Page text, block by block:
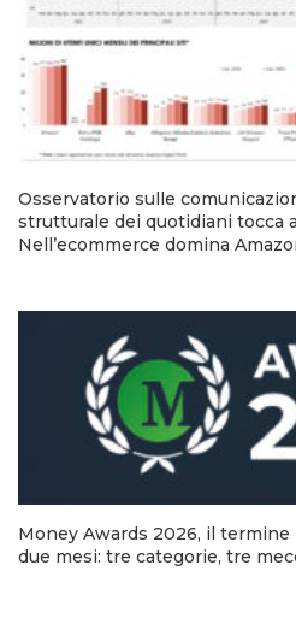
Osservatorio sulle
strutturale dei quotidiani tocca
Nell’ecommerce domina
Money Awards 2026, il
due mesi: tre categorie, tre